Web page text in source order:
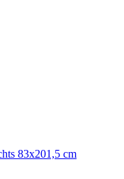
83x201,5 cm